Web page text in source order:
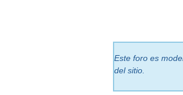
Este foro es
del sitio.